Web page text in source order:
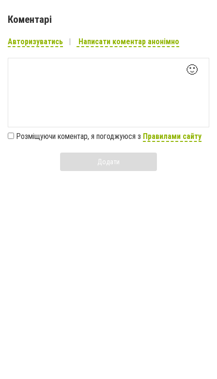
Коментарі
Авторизуватись Написати коментар анонімно
🙂
Розміщуючи коментар, я погоджуюся з Правилами сайту
Додати